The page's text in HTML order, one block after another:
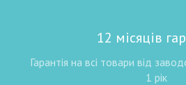
12 місяців
Гарантія на всі товари від
1 рік